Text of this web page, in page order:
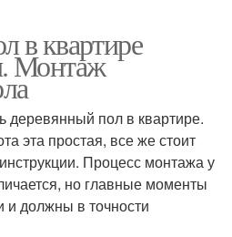
в квартире
Монтаж
деревянный пол в квартире.
эта простая, все же стоит
Процесс монтажа у
но главные моменты
должны в точности